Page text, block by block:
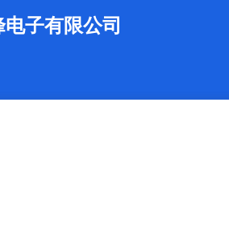
子有限公司